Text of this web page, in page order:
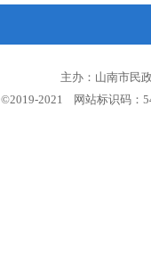
主办：山南市民
©2019-2021 网站标识码：